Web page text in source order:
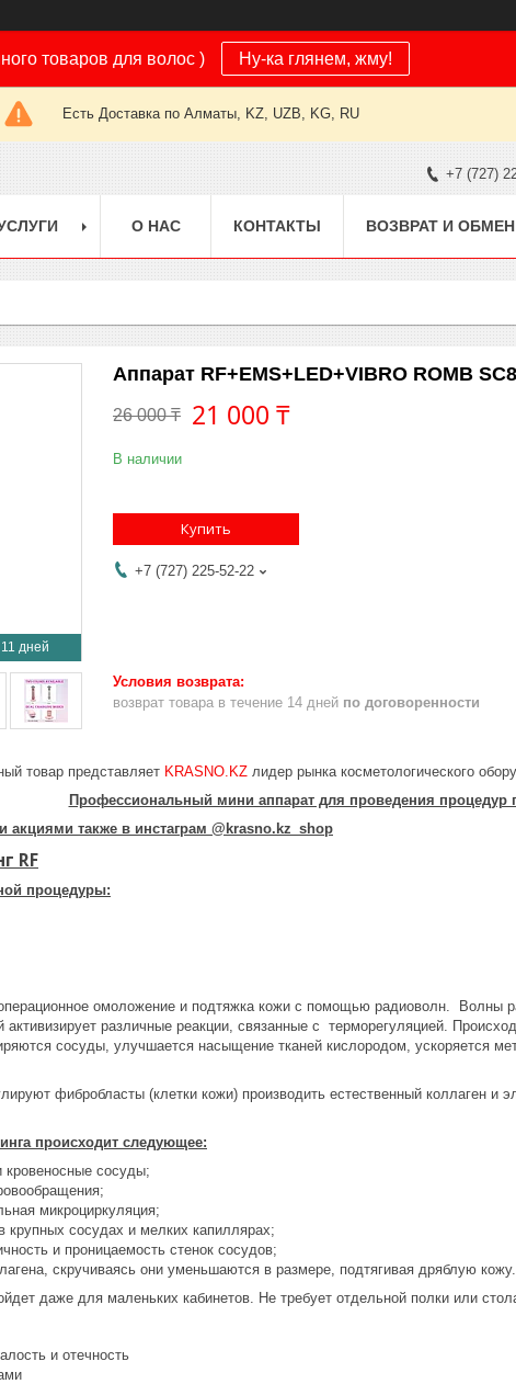
товаров для волос ) Ну-ка глянем, жму!
Есть Доставка по Алматы, KZ, UZB, KG, RU
+7 (727)
О НАС КОНТАКТЫ ВОЗВРАТ И ОБМЕН
11 дней
Аппарат RF+EMS+LED+VIBRO ROMB
26 000 ₸ 21 000 ₸
В наличии
Купить
+7 (727) 225-52-22
возврат товара в течение 14 дней по договоренности
товар представляет KRASNO.KZ лидер рынка косметологического
Профессиональный мини аппарат для проведения процедур
акциями также в инстаграм @krasno.kz_shop
RF
процедуры:
омоложение и подтяжка кожи с помощью радиоволн. Волны
активизирует различные реакции, связанные с терморегуляцией.
сосуды, улучшается насыщение тканей кислородом, ускоряется
фибробласты (клетки кожи) производить естественный коллаген и
происходит следующее:
сосуды;
микроциркуляция;
крупных сосудах и мелких капиллярах;
и проницаемость стенок сосудов;
скручиваясь они уменьшаются в размере, подтягивая дряблую кожу.
даже для маленьких кабинетов. Не требует отдельной полки или
и отечность